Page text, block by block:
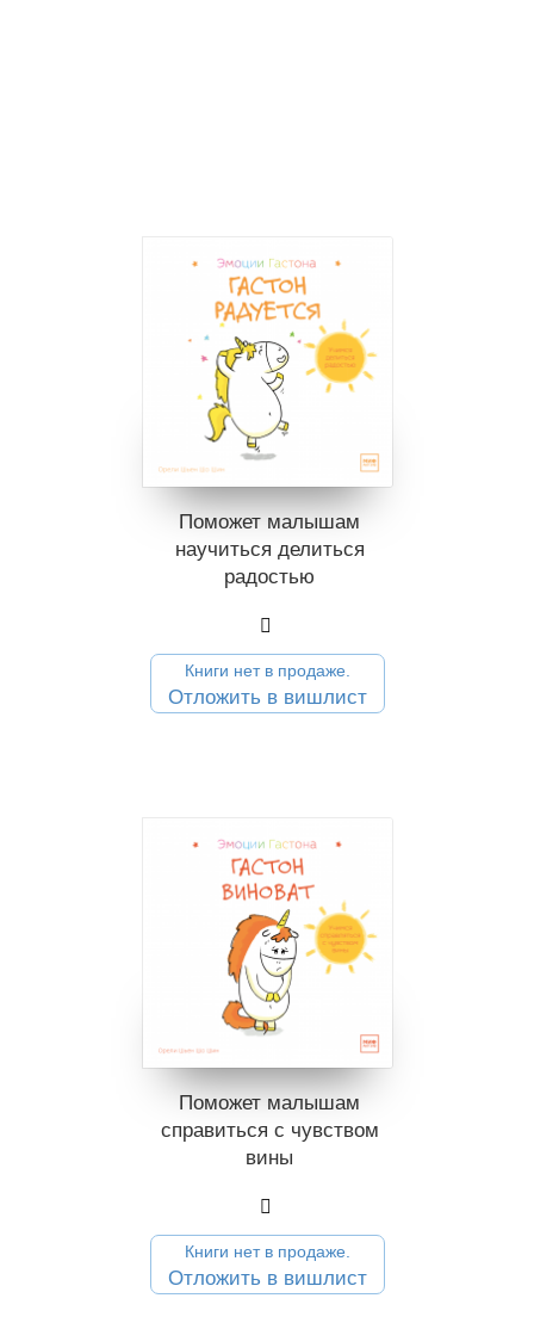
Поможет малышам
научиться делиться
радостью
Книги нет в продаже.
Отложить в вишлист
Поможет малышам
справиться с чувством
вины
Книги нет в продаже.
Отложить в вишлист